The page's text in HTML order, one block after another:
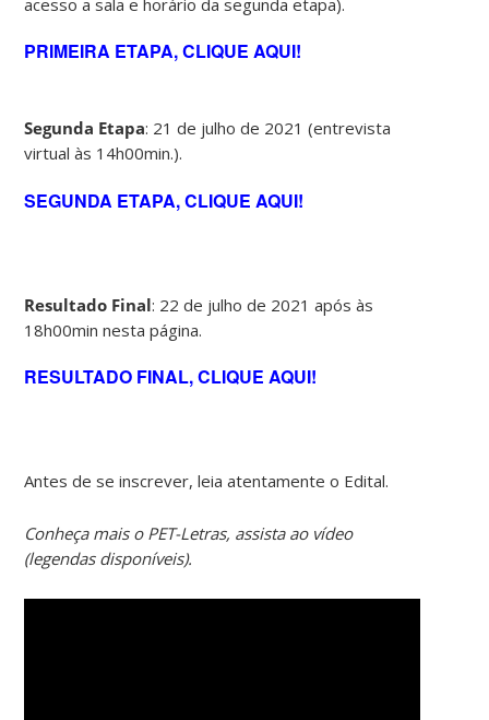
PRIMEIRA ETAPA, CLIQUE AQUI!
Segunda Etapa: 21 de julho de 2021 (entrevista
virtual às 14h00min.).
SEGUNDA ETAPA, CLIQUE AQUI!
Resultado Final: 22 de julho de 2021 após às
18h00min nesta página.
RESULTADO FINAL, CLIQUE AQUI!
Antes de se inscrever, leia atentamente o Edital.
Conheça mais o PET-Letras, assista ao vídeo
(legendas disponíveis).